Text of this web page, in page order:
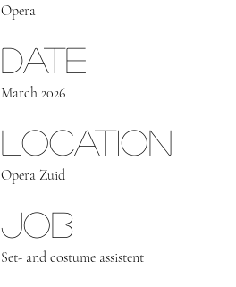
Opera
Date
March 2026
Location
Opera Zuid
Job
Set- and costume assistent